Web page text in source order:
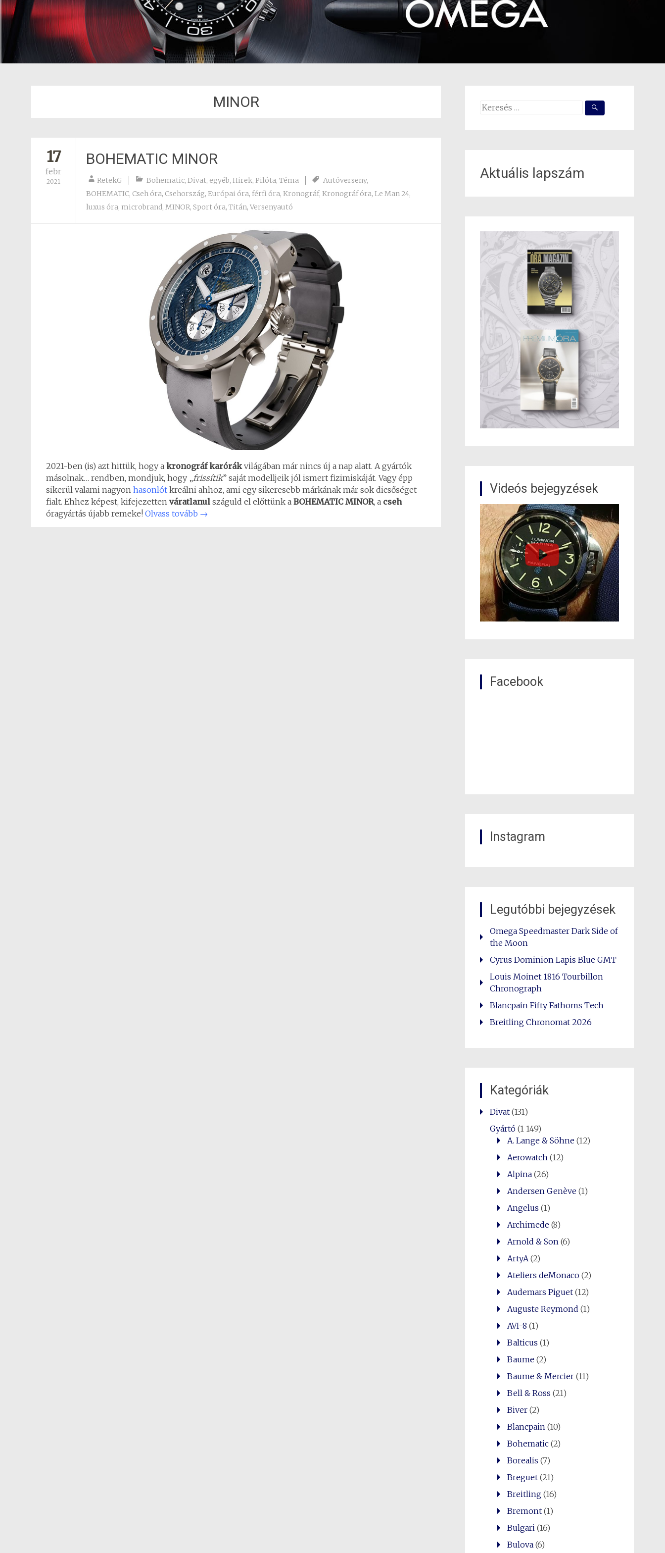
MINOR
17
febr
2021
BOHEMATIC MINOR
RetekG Bohematic, Divat, egyéb, Hirek, Pilóta, Téma Autóverseny,
BOHEMATIC, Cseh óra, Csehország, Európai óra, férfi óra, Kronográf, Kronográf óra, Le Man 24,
luxus óra, microbrand, MINOR, Sport óra, Titán, Versenyautó
2021-ben (is) azt hittük, hogy a kronográf karórákvilágában már nincs új a nap alatt. A gyártók
másolnak… rendben, mondjuk, hogy „frissítik” saját modelljeik jól ismert fizimiskáját. Vagy épp
sikerül valami nagyon hasonlót kreálni ahhoz, ami egy sikeresebb márkának már sok dicsőséget
fialt. Ehhez képest, kifejezetten váratlanul száguld el előttünk a BOHEMATIC MINOR, a cseh
óragyártás újabb remeke! Olvass tovább →
Search
Aktuális lapszám
Videós bejegyzések
Facebook
Instagram
Legutóbbi bejegyzések
Omega Speedmaster Dark Side of
the Moon
Cyrus Dominion Lapis Blue GMT
Louis Moinet 1816 Tourbillon
Chronograph
Blancpain Fifty Fathoms Tech
Breitling Chronomat 2026
Kategóriák
Divat(131)
Gyártó(1 149)
A. Lange & Söhne(12)
Aerowatch (12)
Alpina(26)
Andersen Genève(1)
Angelus (1)
Archimede(8)
Arnold & Son (6)
ArtyA (2)
Ateliers deMonaco(2)
Audemars Piguet(12)
Auguste Reymond (1)
AVI-8 (1)
Balticus (1)
Baume(2)
Baume & Mercier(11)
Bell & Ross (21)
Biver(2)
Blancpain (10)
Bohematic(2)
Borealis (7)
Breguet(21)
Breitling(16)
Bremont(1)
Bulgari (16)
Bulova(6)